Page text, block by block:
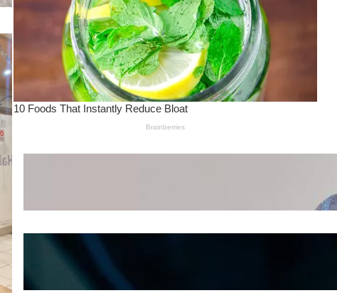
Wanita Pamer Pakaian
Kepribadian